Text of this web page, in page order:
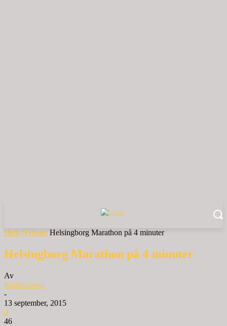
Hem Nyheter Helsingborg Marathon på 4 minuter
Helsingborg Marathon på 4 minuter
Av
Redaktionen
-
13 september, 2015
0
46